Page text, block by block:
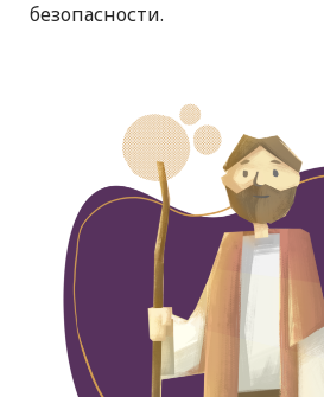
безопасности.